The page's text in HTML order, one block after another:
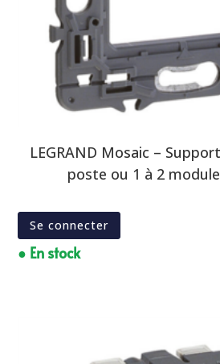
LEGRAND Mosaic –
poste ou 1 à 2
Se connecter
● En stock